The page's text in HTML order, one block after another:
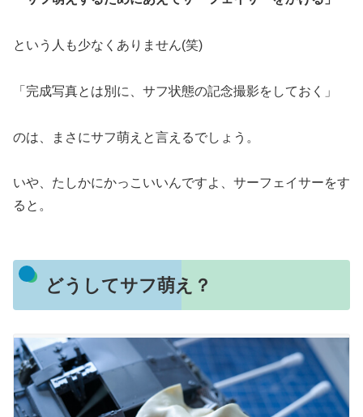
という人も少なくありません(笑)
「完成写真とは別に、サフ状態の記念撮影をしておく」
のは、まさにサフ萌えと言えるでしょう。
いや、たしかにかっこいいんですよ、サーフェイサーをす
ると。
どうしてサフ萌え？